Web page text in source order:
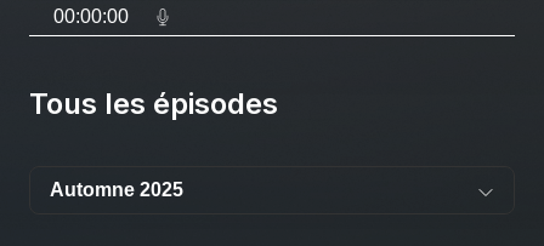
00:00:00
Tous les épisodes